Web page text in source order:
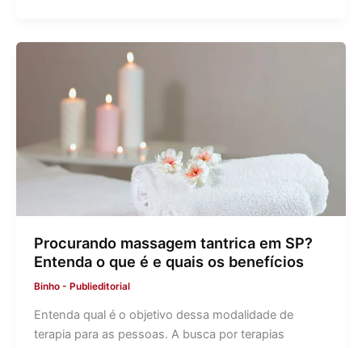
Procurando massagem tantrica em SP?
Entenda o que é e quais os benefícios
Binho - Publieditorial
Entenda qual é o objetivo dessa modalidade de
terapia para as pessoas. A busca por terapias